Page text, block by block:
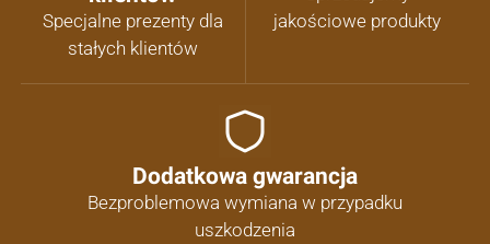
Specjalne prezenty dla
stałych klientów
jakościowe produkty
Dodatkowa gwarancja
Bezproblemowa wymiana w przypadku
uszkodzenia